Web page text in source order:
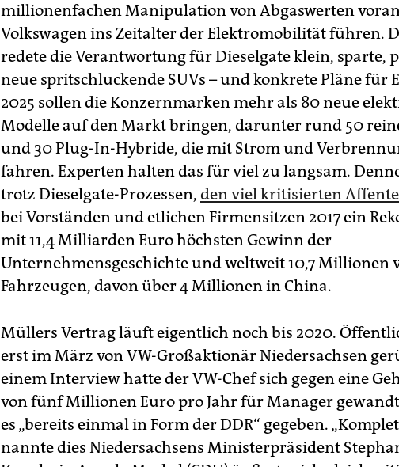
millionenfachen Manipulation von Abgaswerten
Volkswagen ins Zeitalter der Elektromobilität führen.
redete die Verantwortung für Dieselgate klein, sparte,
neue spritschluckende SUVs – und konkrete Pläne für
2025 sollen die Konzernmarken mehr als 80 neue
Modelle auf den Markt bringen, darunter rund 50
und 30 Plug-In-Hybride, die mit Strom und
fahren. Experten halten das für viel zu langsam.
trotz Dieselgate-Prozessen, den viel kritisierten
bei Vorständen und etlichen Firmensitzen 2017 ein
mit 11,4 Milliarden Euro höchsten Gewinn der
Unternehmensgeschichte und weltweit 10,7 Millionen
Fahrzeugen, davon über 4 Millionen in China.
Müllers Vertrag läuft eigentlich noch bis 2020.
erst im März von VW-Großaktionär Niedersachsen
einem Interview hatte der VW-Chef sich gegen eine
von fünf Millionen Euro pro Jahr für Manager
es „bereits einmal in Form der DDR“ gegeben.
nannte dies Niedersachsens Ministerpräsident